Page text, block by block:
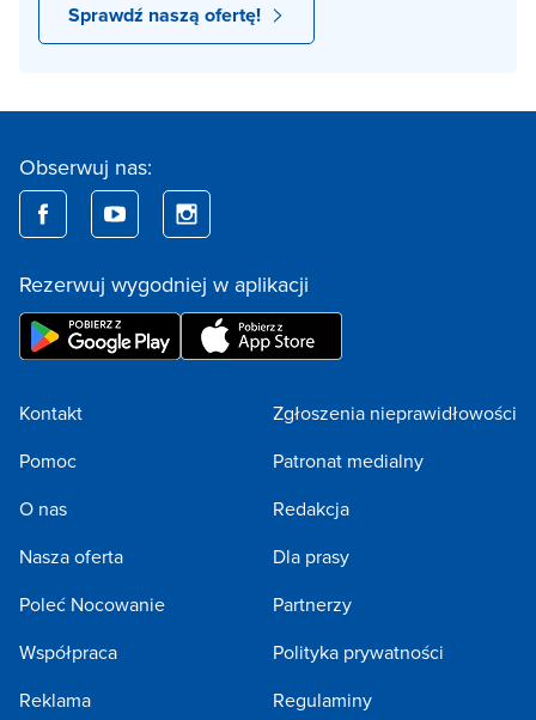
Sprawdź naszą ofertę!
Obserwuj nas:
Rezerwuj wygodniej w aplikacji
Kontakt
Pomoc
O nas
Nasza oferta
Poleć Nocowanie
Współpraca
Reklama
Zgłoszenia nieprawidłowości
Patronat medialny
Redakcja
Dla prasy
Partnerzy
Polityka prywatności
Regulaminy